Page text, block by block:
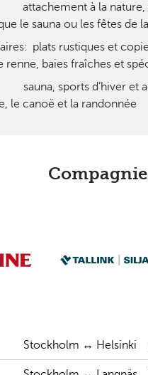
à la nature,
le sauna ou les fêtes de
plats rustiques et
renne, baies fraîches et
sports d’hiver et
le canoë et la randonnée
Stockholm ↔ Helsinki